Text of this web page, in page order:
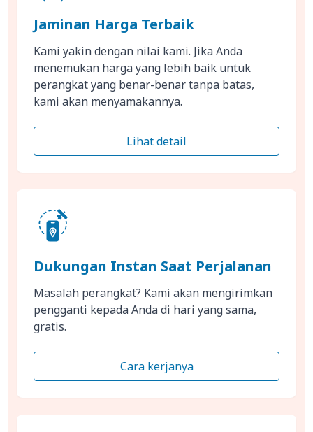
Jaminan Harga Terbaik
Kami yakin dengan nilai kami. Jika Anda
menemukan harga yang lebih baik untuk
perangkat yang benar-benar tanpa batas,
kami akan menyamakannya.
Lihat detail
Dukungan Instan Saat Perjalanan
Masalah perangkat? Kami akan mengirimkan
pengganti kepada Anda di hari yang sama,
gratis.
Cara kerjanya